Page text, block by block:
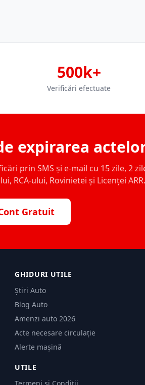
500k+
Verificări efectuate
expirarea
prin SMS și e-mail cu 15 zile, 2
RCA-ului, Rovinietei și Licenței ARR.
Gratuit
GHIDURI UTILE
Știri Auto
Blog Auto
Amenzi auto 2026
Acte necesare circulație
Alerte mașină
UTILE